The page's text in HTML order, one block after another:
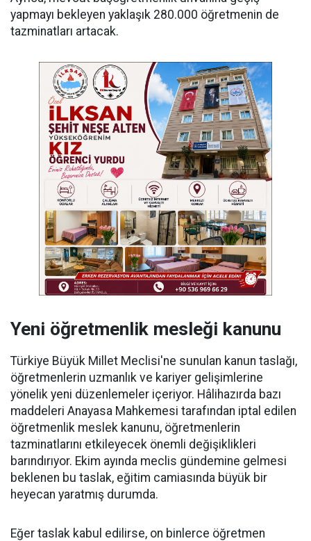
yapmayı bekleyen yaklaşık 280.000 öğretmenin de
tazminatları artacak.
Yeni öğretmenlik mesleği kanunu
Türkiye Büyük Millet Meclisi'ne sunulan kanun taslağı,
öğretmenlerin uzmanlık ve kariyer gelişimlerine
yönelik yeni düzenlemeler içeriyor. Hâlihazırda bazı
maddeleri Anayasa Mahkemesi tarafından iptal edilen
öğretmenlik meslek kanunu, öğretmenlerin
tazminatlarını etkileyecek önemli değişiklikleri
barındırıyor. Ekim ayında meclis gündemine gelmesi
beklenen bu taslak, eğitim camiasında büyük bir
heyecan yaratmış durumda.
Eğer taslak kabul edilirse, on binlerce öğretmen